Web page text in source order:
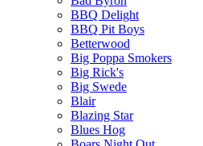
BBQ Delight
BBQ Pit Boys
Betterwood
Big Poppa Smokers
Big Rick's
Big Swede
Blair
Blazing Star
Blues Hog